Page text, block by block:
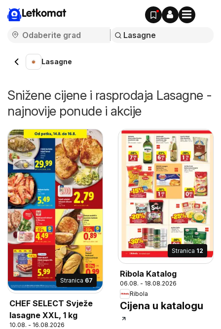
Letkomat
Lasagne
Snižene cijene i rasprodaja Lasagne -
najnovije ponude i akcije
Stranica 67
CHEF SELECT Svježe
lasagne XXL, 1 kg
10.08. - 16.08.2026
Stranica 12
Ribola Katalog
06.08. - 18.08.2026
Ribola
Cijena u katalogu